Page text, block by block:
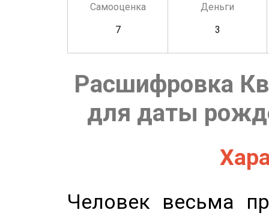
Самооценка
7
Деньги
3
Расшифровка
для даты
Человек весьма